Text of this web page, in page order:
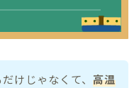
けじゃなくて、 高温